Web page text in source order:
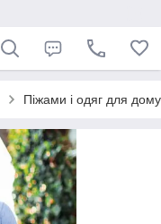
Піжами і одяг для дому